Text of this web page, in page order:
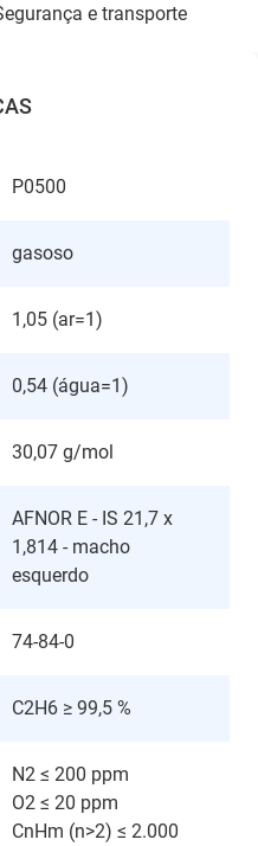
segurança e transporte
P0500
gasoso
1,05 (ar=1)
0,54 (água=1)
30,07 g/mol
AFNOR E - IS 21,7 x
1,814 - macho
esquerdo
74-84-0
C2H6 ≥ 99,5 %
N2 ≤ 200 ppm
O2 ≤ 20 ppm
CnHm (n>2) ≤ 2.000